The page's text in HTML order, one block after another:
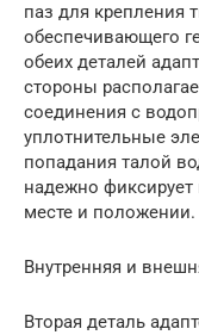
паз для крепления
обеспечивающего
обеих деталей
стороны
соединения с
уплотнительные
попадания талой
надежно
месте и положении.
Внутренняя и
Вторая деталь